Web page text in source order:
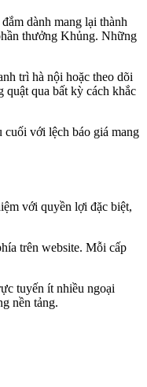
dành mang lại thành
thưởng Khủng. Những
trì hà nội hoặc theo dõi
qua bất kỳ cách khắc
cuối với lệch báo giá mang
với quyền lợi đặc biệt,
trên website. Mỗi cấp
tuyến ít nhiều ngoại
nền tảng.